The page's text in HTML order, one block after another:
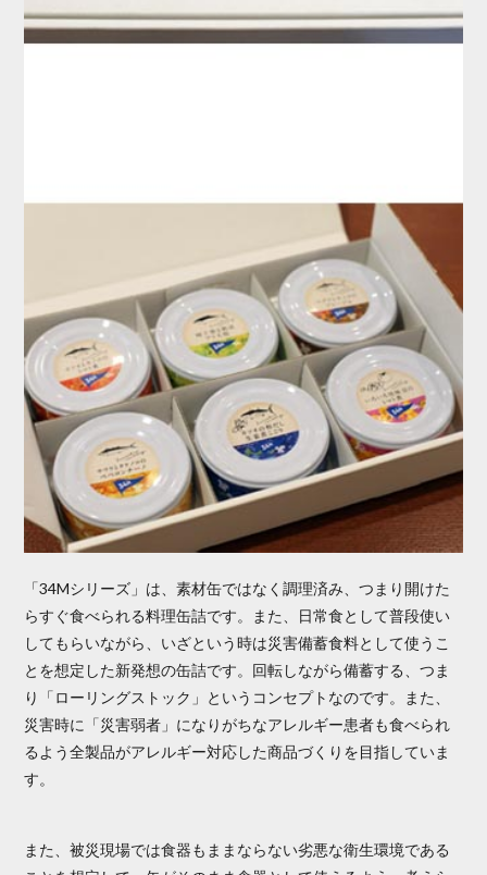
「34Mシリーズ」は、素材缶ではなく調理済み、つまり開けた
らすぐ食べられる料理缶詰です。また、日常食として普段使い
してもらいながら、いざという時は災害備蓄食料として使うこ
とを想定した新発想の缶詰です。回転しながら備蓄する、つま
り「ローリングストック」というコンセプトなのです。また、
災害時に「災害弱者」になりがちなアレルギー患者も食べられ
るよう全製品がアレルギー対応した商品づくりを目指していま
す。
また、被災現場では食器もままならない劣悪な衛生環境である